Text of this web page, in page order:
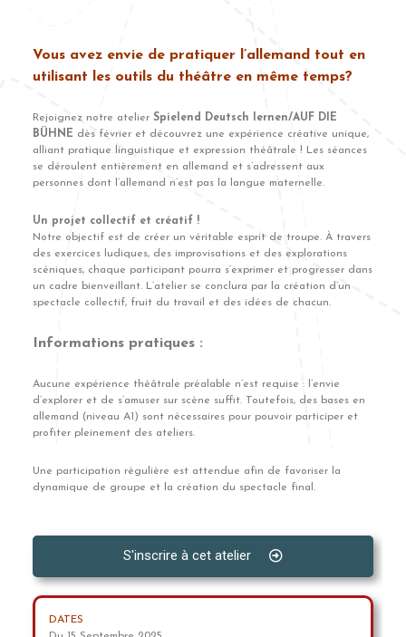
Vous avez envie de pratiquer l’allemand tout en
utilisant les outils du théâtre en même temps?
Rejoignez notre atelier Spielend Deutsch lernen/AUF DIE
BÜHNE dès février et découvrez une expérience créative unique,
alliant pratique linguistique et expression théâtrale ! Les séances
se déroulent entièrement en allemand et s’adressent aux
personnes dont l’allemand n’est pas la langue maternelle.
Un projet collectif et créatif !
Notre objectif est de créer un véritable esprit de troupe. À travers
des exercices ludiques, des improvisations et des explorations
scéniques, chaque participant pourra s’exprimer et progresser dans
un cadre bienveillant. L’atelier se conclura par la création d’un
spectacle collectif, fruit du travail et des idées de chacun.
Informations pratiques :
Aucune expérience théâtrale préalable n’est requise : l’envie
d’explorer et de s’amuser sur scène suffit. Toutefois, des bases en
allemand (niveau A1) sont nécessaires pour pouvoir participer et
profiter pleinement des ateliers.
Une participation régulière est attendue afin de favoriser la
dynamique de groupe et la création du spectacle final.
S'inscrire à cet atelier
DATES